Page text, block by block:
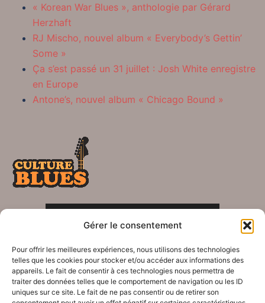
Gérer le consentement
Pour offrir les meilleures expériences, nous utilisons des technologies
telles que les cookies pour stocker et/ou accéder aux informations des
appareils. Le fait de consentir à ces technologies nous permettra de
traiter des données telles que le comportement de navigation ou les ID
uniques sur ce site. Le fait de ne pas consentir ou de retirer son
« Korean War Blues », anthologie par Gérard
Herzhaft
RJ Mischo, nouvel album « Everybody’s Gettin’
Some »
Ça s’est passé un 31 juillet : Josh White enregistre
en Europe
Antone’s, nouvel album « Chicago Bound »
Crédits